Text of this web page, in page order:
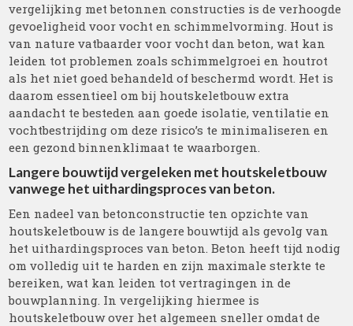
vergelijking met betonnen constructies is de verhoogde
gevoeligheid voor vocht en schimmelvorming. Hout is
van nature vatbaarder voor vocht dan beton, wat kan
leiden tot problemen zoals schimmelgroei en houtrot
als het niet goed behandeld of beschermd wordt. Het is
daarom essentieel om bij houtskeletbouw extra
aandacht te besteden aan goede isolatie, ventilatie en
vochtbestrijding om deze risico’s te minimaliseren en
een gezond binnenklimaat te waarborgen.
Langere bouwtijd vergeleken met houtskeletbouw
vanwege het uithardingsproces van beton.
Een nadeel van betonconstructie ten opzichte van
houtskeletbouw is de langere bouwtijd als gevolg van
het uithardingsproces van beton. Beton heeft tijd nodig
om volledig uit te harden en zijn maximale sterkte te
bereiken, wat kan leiden tot vertragingen in de
bouwplanning. In vergelijking hiermee is
houtskeletbouw over het algemeen sneller omdat de